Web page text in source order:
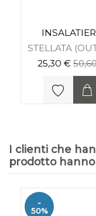
STELLATA
25,30 €
I clienti che
prodotto
-
50%